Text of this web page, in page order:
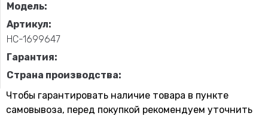
Модель:
Артикул:
НС-1699647
Гарантия:
Страна производства:
Чтобы гарантировать наличие товара в пункте
самовывоза, перед покупкой рекомендуем уточнить